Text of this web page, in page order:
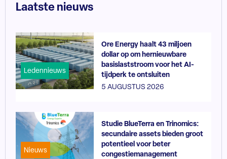
Laatste nieuws
Ledennieuws
Ore Energy haalt 43 miljoen
dollar op om hernieuwbare
basislaststroom voor het AI-
tijdperk te ontsluiten
5 AUGUSTUS 2026
Nieuws
Studie BlueTerra en Trinomics:
secundaire assets bieden groot
potentieel voor beter
congestiemanagement